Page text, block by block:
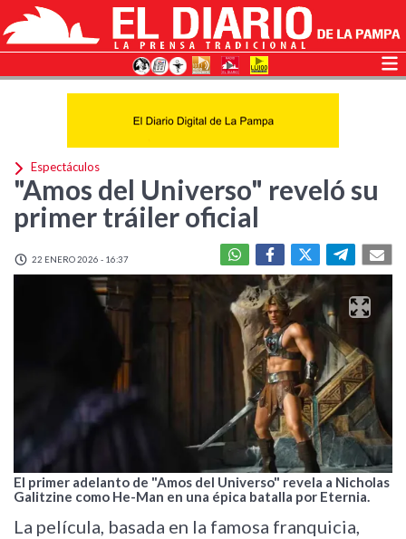
Espectáculos
"Amos del Universo" reveló su
primer tráiler oficial
22 ENERO 2026 - 16:37
El primer adelanto de "Amos del Universo" revela a Nicholas
Galitzine como He-Man en una épica batalla por Eternia.
La película, basada en la famosa franquicia,